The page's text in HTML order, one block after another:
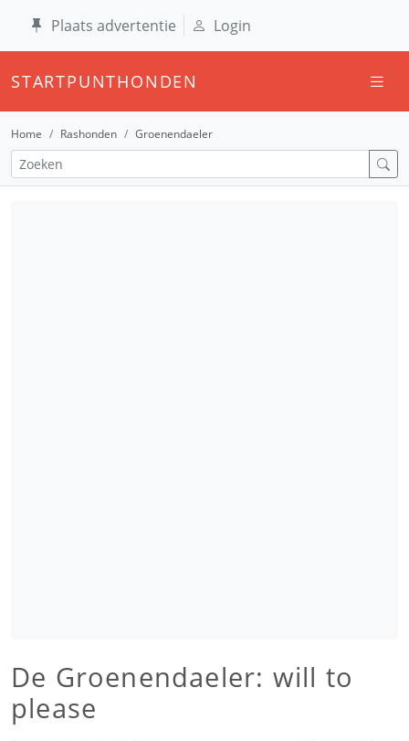
Plaats advertentie Login
STARTPUNTHONDEN
Home Rashonden Groenendaeler
De Groenendaeler: will to
please